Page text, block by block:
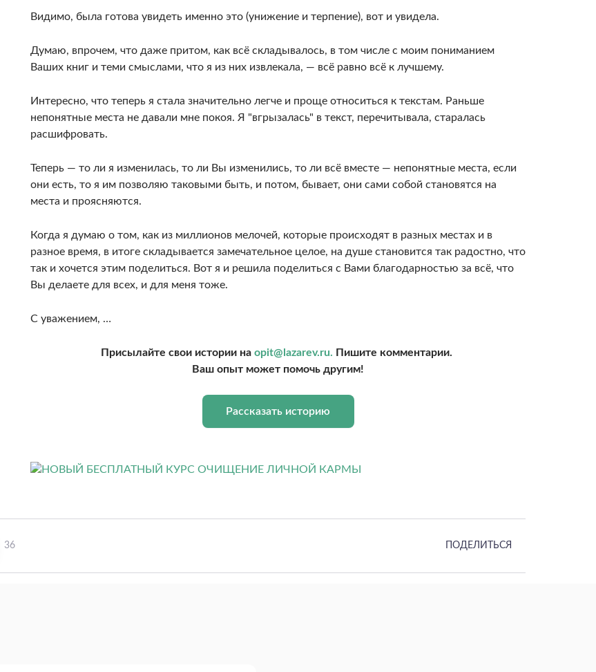
Видимо, была готова увидеть именно это (унижение и терпение), вот и увидела.
Думаю, впрочем, что даже притом, как всё складывалось, в том числе с моим пониманием
Ваших книг и теми смыслами, что я из них извлекала, — всё равно всё к лучшему.
Интересно, что теперь я стала значительно легче и проще относиться к текстам. Раньше
непонятные места не давали мне покоя. Я "вгрызалась" в текст, перечитывала, старалась
расшифровать.
Теперь — то ли я изменилась, то ли Вы изменились, то ли всё вместе — непонятные места, если
они есть, то я им позволяю таковыми быть, и потом, бывает, они сами собой становятся на
места и проясняются.
Когда я думаю о том, как из миллионов мелочей, которые происходят в разных местах и в
разное время, в итоге складывается замечательное целое, на душе становится так радостно, что
так и хочется этим поделиться. Вот я и решила поделиться с Вами благодарностью за всё, что
Вы делаете для всех, и для меня тоже.
С уважением, …
Присылайте свои истории на opit@lazarev.ru. Пишите комментарии.
Ваш опыт может помочь другим!
Рассказать историю
36 ПОДЕЛИТЬСЯ